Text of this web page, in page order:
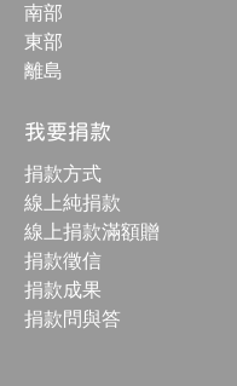
南部
東部
離島
我要捐款
捐款方式
線上純捐款
線上捐款滿額贈
捐款徵信
捐款成果
捐款問與答